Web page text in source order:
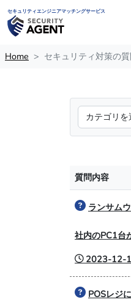
セキュリティエンジニアマッチングサービス
Home セキュリティ対策の
質問内容
ランサム
社内のPC1台
2023-12-
POSレジ